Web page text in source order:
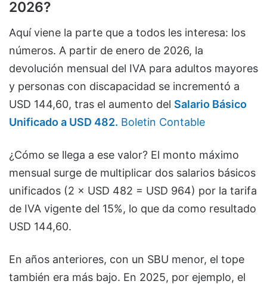
2026?
Aquí viene la parte que a todos les interesa: los
números. A partir de enero de 2026, la
devolución mensual del IVA para adultos mayores
y personas con discapacidad se incrementó a
USD 144,60, tras el aumento del Salario Básico
Unificado a USD 482. Boletin Contable
¿Cómo se llega a ese valor? El monto máximo
mensual surge de multiplicar dos salarios básicos
unificados (2 × USD 482 = USD 964) por la tarifa
de IVA vigente del 15%, lo que da como resultado
USD 144,60.
En años anteriores, con un SBU menor, el tope
también era más bajo. En 2025, por ejemplo, el